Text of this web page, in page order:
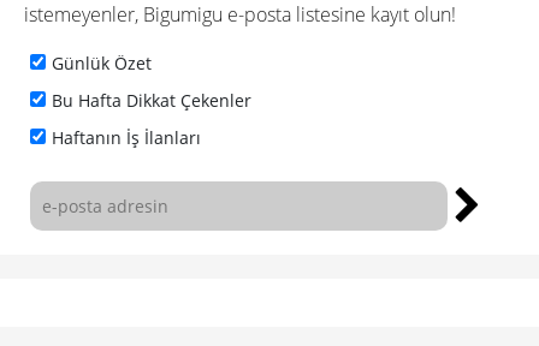
istemeyenler, Bigumigu e-posta listesine kayıt olun!
Günlük Özet
Bu Hafta Dikkat Çekenler
Haftanın İş İlanları